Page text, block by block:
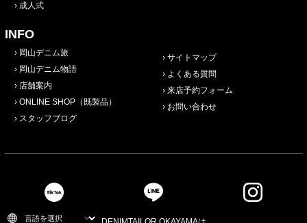
成人式
INFO
岡山デニム旅
岡山デニム物語
店舗案内
ONLINE SHOP（既製品）
スタッフブログ
サイトマップ
よくある質問
来店予約フォーム
お問い合わせ